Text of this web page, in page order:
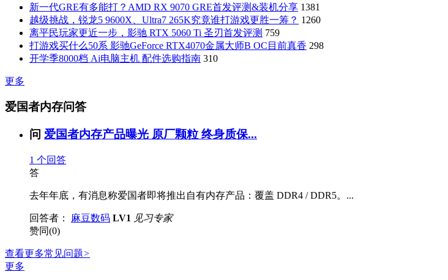
新一代GRE有多能打？AMD RX 9070 GRE首发评测&装机分享 1381
越级挑战，锐龙5 9600X、Ultra7 265K究竟谁打游戏更胜一筹？ 1260
离平民玩家更近一步，影驰 RTX 5060 Ti 圣刃首发评测 759
打游戏买什么50系 影驰GeForce RTX4070金属大师B OC目前真香 298
开学季8000档 Ai电脑主机 配件选购指南 310
更多
爱国者内存问答
问 爱国者内存产品曝光 原厂颗粒 终身质保...
1 个回答
答
去年年底，有消息称爱国者即将推出自有内存产品：覆盖 DDR4 / DDR5。...
回答者： 麻豆数码 LV1 见习专家
赞同(0)
查看更多常见问题>
更多